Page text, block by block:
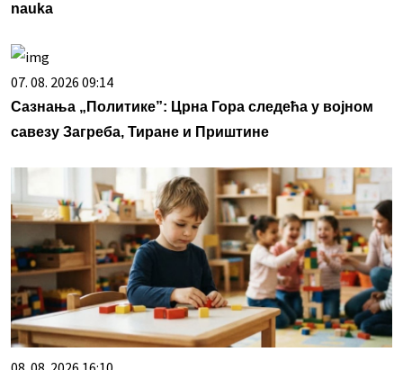
nauka
07. 08. 2026 09:14
Сазнања „Политике”: Црна Гора следећа у војном
савезу Загреба, Тиране и Приштине